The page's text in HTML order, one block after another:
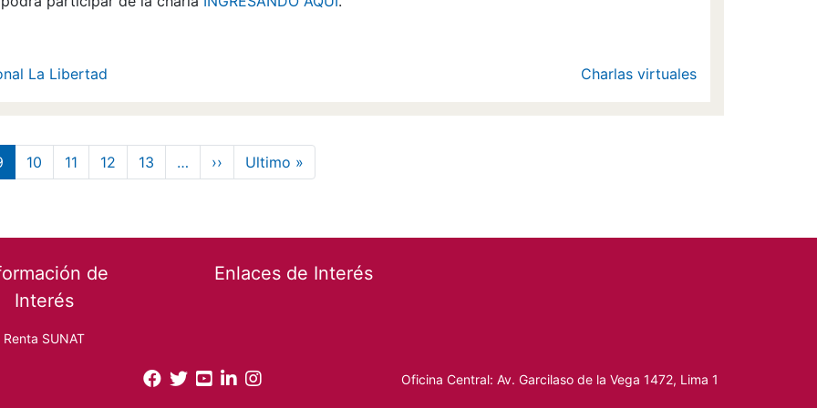
La Libertad
Charlas virtuales
10 11 12 13 … ›› Siguiente página
Ultimo »
de
Interés
Renta SUNAT
Enlaces de Interés
Oficina Central: Av. Garcilaso de la Vega 1472, Lima 1